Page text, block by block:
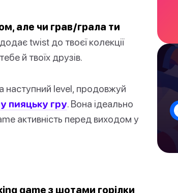
але чи грав/грала ти
twist до твоєї колекції
й твоїх друзів.
наступний level, продовжуй
пияцьку гру. Вона ідеально
активність перед виходом у
game з шотами горілки